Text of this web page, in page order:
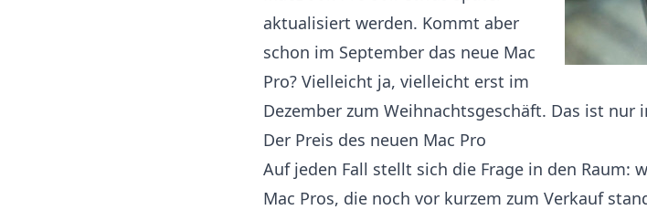
aktualisiert werden. Kommt aber
schon im September das neue Mac
Pro? Vielleicht ja, vielleicht erst im
Dezember zum Weihnachtsgeschäft. Das ist
Der Preis des neuen Mac Pro
Auf jeden Fall stellt sich die Frage in den Raum:
Mac Pros, die noch vor kurzem zum Verkauf